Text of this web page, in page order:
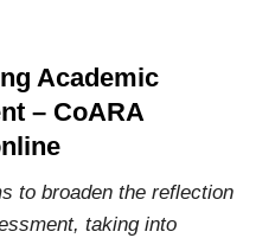
Academic
– CoARA
to broaden the reflection
taking into